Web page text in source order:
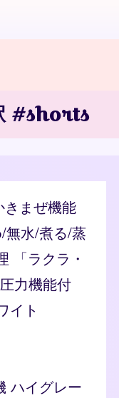
#shorts
まぜ機能
無水/煮る/蒸
「ラクラ・
力機能付
イト
ハイグレー